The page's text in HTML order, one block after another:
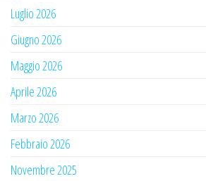
Luglio 2026
Giugno 2026
Maggio 2026
Aprile 2026
Marzo 2026
Febbraio 2026
Novembre 2025